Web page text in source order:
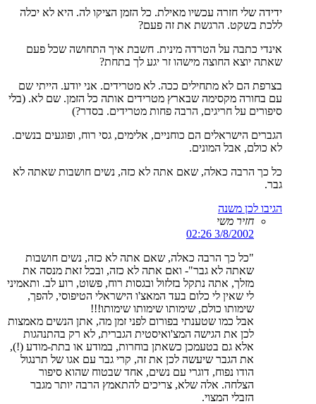
ידידה שלי חזרה עכשיו מאילת. כל הזמן הציקו לה. היא לא יכלה
ללכת בשקט. הרגשת את זה פעם?
אינדי כתבה על הטרדה מינית. חשבת איך התחושה שכל פעם
שאתה יוצא החוצה מישהו זר יגע לך בתחת?
בצרפת הם לא מתחילים ככה. לא מטרידים. אני יודע. הייתי שם
עם בחורה מקסימה שבארץ מטרידים אותה כל הזמן. שם לא. (בלי
סיפורים על חריגים, הרבה פחות מטרידים. בסדר?)
הגברים הישראלים הם כוחניים, אלימים, גסי רוח, ופוגעים בנשים.
לא כולם, אבל המונים.
כל כך הרבה כאלה, שאם אתה לא כזה, נשים חושבות שאתה לא
גבר.
הגיבו לכן משנה
חזיר משי
3/8/2002 02:26
"כל כך הרבה כאלה, שאם אתה לא כזה, נשים חושבות
שאתה לא גבר"- ואם אתה לא כזה, ובכל זאת מנסה את
מזלך, אתה נתקל בזלזול ובגסות רוח, פשוט, רוע לב. ותאמיני
לי שאין לי כלום בעד המאצ'ו הישראלי הטיפוסי, להפך,
שימותו כולם, שימותו שימותו שימותו!!!
אבל כמו שטענתי בפורום לפני זמן מה, אתן הנשים מאמצות
לכן את הגישה המצ'ואיסטית הגברית, לא רק בהתנהגות
אלא גם בטעמכן כשאתן בוחרות, במודע או בתת-מודע (!),
את הגבר שיעשה לכן את זה, קרי גבר עם אגו של תרנגול
הודו נפוח, דוגרי עם נשים, אחד שבטוח שהוא סיפור
הצלחה. אלה שלא, צריכים להתאמץ הרבה יותר מגבר
הזבלי המצוי.